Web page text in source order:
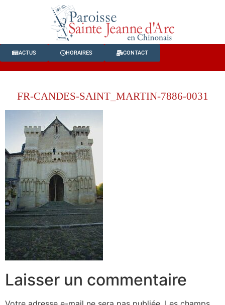
ACTUS HORAIRES CONTACT
FR-CANDES-SAINT_MARTIN-7886-0031
Laisser un commentaire